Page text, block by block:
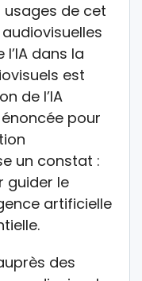
usages de cet
dans la
est
de l’IA
pour
un constat :
guider le
artificielle
des